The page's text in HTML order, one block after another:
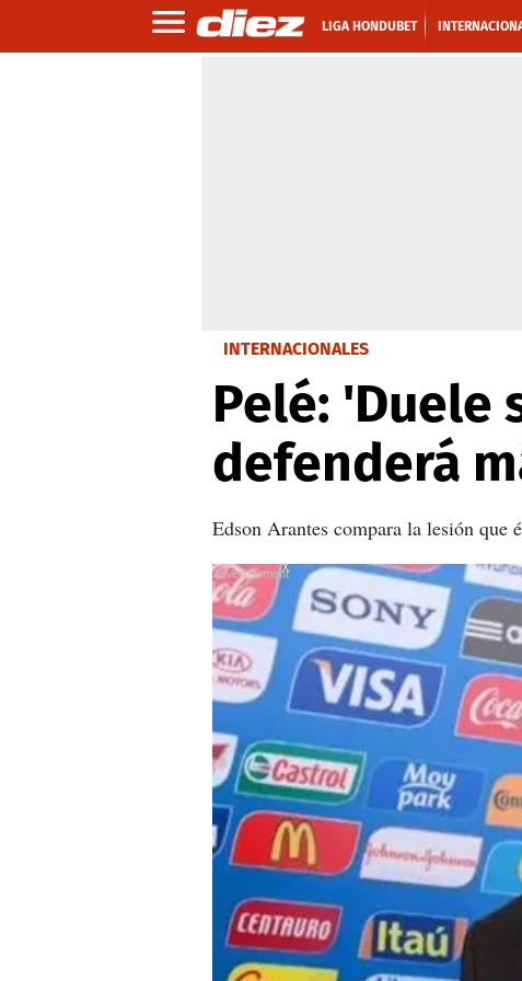
LIGA HONDUBET
INTERNACIONALES
Pelé: 'Duele
defenderá
Edson Arantes compara la lesión que
X